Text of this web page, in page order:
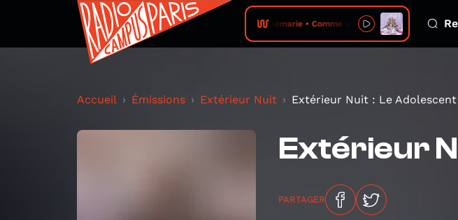
Rosemarie • Comme un oiseau
Accueil Émissions Extérieur Nuit Extérieur Nuit : Le
Extérieur
PARTAGER